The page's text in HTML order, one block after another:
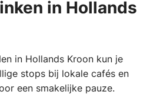
in Hollands
in Hollands Kroon kun je
stops bij lokale cafés en
een smakelijke pauze.